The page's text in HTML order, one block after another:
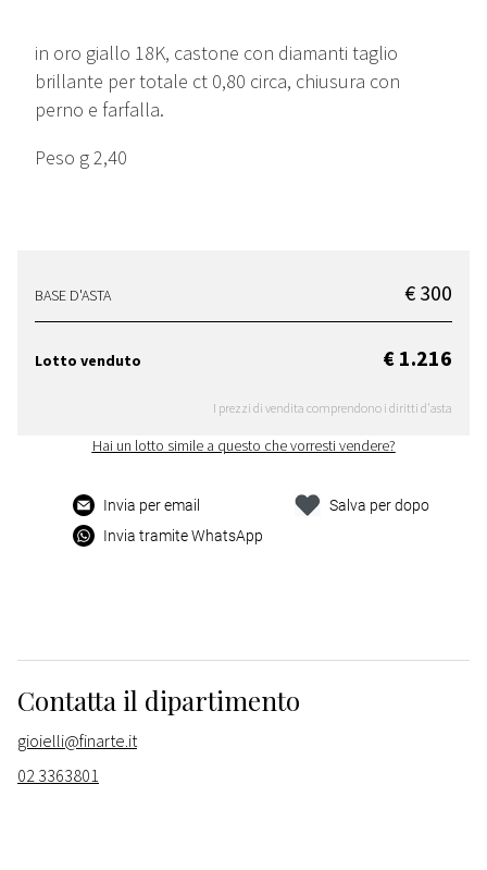
in oro giallo 18K, castone con diamanti taglio
brillante per totale ct 0,80 circa, chiusura con
perno e farfalla.
Peso g 2,40
BASE D'ASTA € 300
Lotto venduto € 1.216
I prezzi di vendita comprendono i diritti d'asta
Hai un lotto simile a questo che vorresti vendere?
Invia per email
Invia tramite WhatsApp
Salva per dopo
Contatta il dipartimento
gioielli@finarte.it
02 3363801